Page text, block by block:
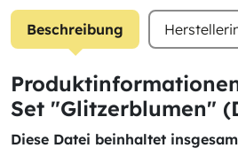
Beschreibung
Set "Glitzerblumen"
Diese Datei beinhaltet